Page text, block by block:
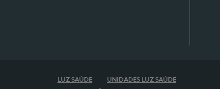
LUZ SAÚDE UNIDADES LUZ SAÚDE